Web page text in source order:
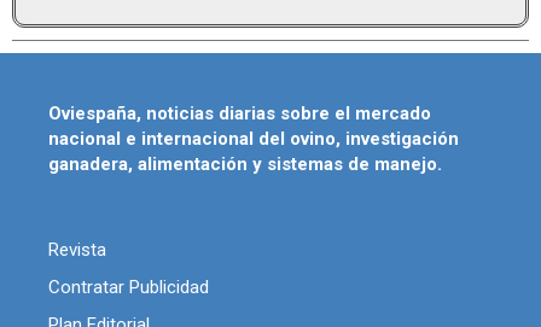
Oviespaña, noticias diarias sobre el mercado
nacional e internacional del ovino, investigación
ganadera, alimentación y sistemas de manejo.
Revista
Contratar Publicidad